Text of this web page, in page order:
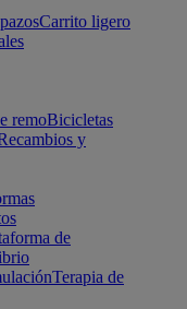
Carrito ligero
remoBicicletas
y
de
Terapia de